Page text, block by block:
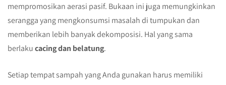
mempromosikan aerasi pasif. Bukaan ini juga memungkinkan
serangga yang mengkonsumsi masalah di tumpukan dan
memberikan lebih banyak dekomposisi. Hal yang sama
berlakucacing dan belatung.
Setiap tempat sampah yang Anda gunakan harus memiliki